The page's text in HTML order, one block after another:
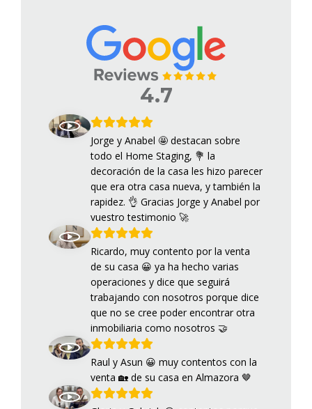
4.7
Jorge y Anabel 🤩 destacan sobre
todo el Home Staging, 💐 la
decoración de la casa les hizo parecer
que era otra casa nueva, y también la
rapidez. 👌 Gracias Jorge y Anabel por
vuestro testimonio 🚀
Ricardo, muy contento por la venta
de su casa 😀 ya ha hecho varias
operaciones y dice que seguirá
trabajando con nosotros porque dice
que no se cree poder encontrar otra
inmobiliaria como nosotros 🤝
Raul y Asun 😀 muy contentos con la
venta 🏡 de su casa en Almazora 🤎